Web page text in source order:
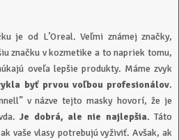
je od L’Oreal. Veľmi známej značky,
značku v kozmetike a to napriek tomu,
oveľa lepšie produkty. Máme zvyk
byť prvou voľbou profesionálov.
v názve tejto masky hovorí, že je
Je dobrá, ale nie najlepšia.Táto
vaše vlasy potrebujú vyživiť. Avšak, ak